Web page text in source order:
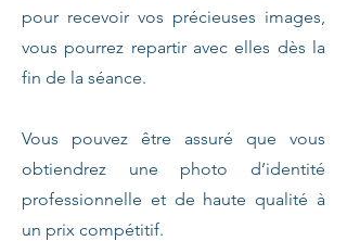
pour recevoir vos précieuses images,
vous pourrez repartir avec elles dès la
fin de la séance.
Vous pouvez être assuré que vous
obtiendrez une photo d’identité
professionnelle et de haute qualité à
un prix compétitif.